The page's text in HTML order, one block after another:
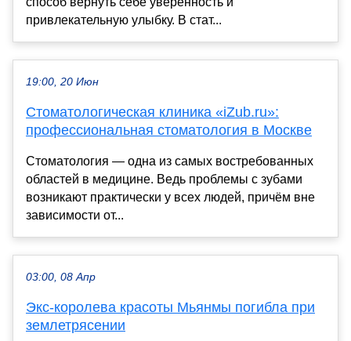
привлекательную улыбку. В стат...
19:00, 20 Июн
Стоматологическая клиника «iZub.ru»:
профессиональная стоматология в Москве
Стоматология — одна из самых востребованных
областей в медицине. Ведь проблемы с зубами
возникают практически у всех людей, причём вне
зависимости от...
03:00, 08 Апр
Экс-королева красоты Мьянмы погибла при
землетрясении